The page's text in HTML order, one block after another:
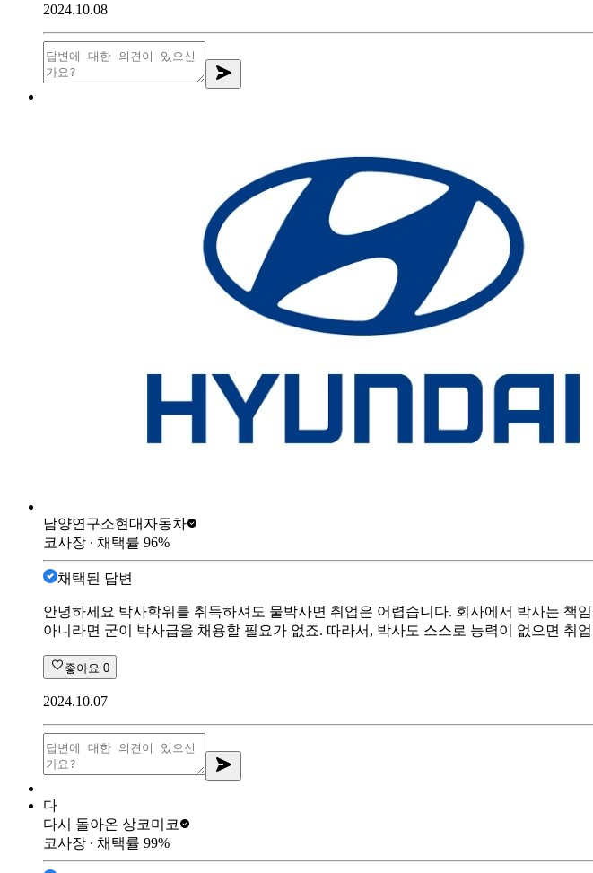
2024.10.08
남양연구소현대자동차
코사장 ∙ 채택률 96%
채택된 답변
안녕하세요 박사학위를 취득하셔도 물박사면 취업은 어렵습니다. 회사에서 박사는 책
아니라면 굳이 박사급을 채용할 필요가 없죠. 따라서, 박사도 스스로 능력이 없으면 취
좋아요 0
2024.10.07
다
다시 돌아온 상코미코
코사장 ∙ 채택률 99%